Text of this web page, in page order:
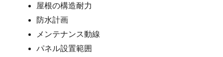
屋根の構造耐力
防水計画
メンテナンス動線
パネル設置範囲